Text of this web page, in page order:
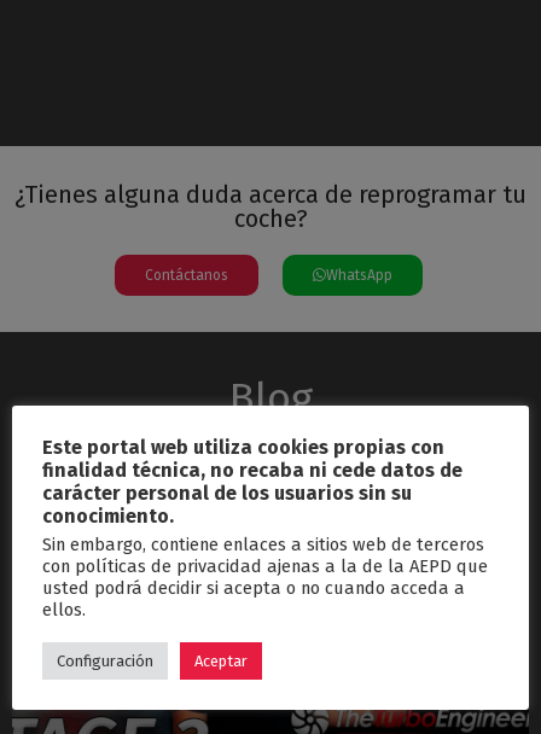
¿Tienes alguna duda acerca de reprogramar tu
coche?
Contáctanos WhatsApp
Blog
septiembre 26, 2024
Hyundai i30N Stage 3 – Turbo TTE466
Este portal web utiliza cookies propias con
finalidad técnica, no recaba ni cede datos de
carácter personal de los usuarios sin su
conocimiento.
Sin embargo, contiene enlaces a sitios web de terceros
con políticas de privacidad ajenas a la de la AEPD que
usted podrá decidir si acepta o no cuando acceda a
ellos.
Configuración Aceptar